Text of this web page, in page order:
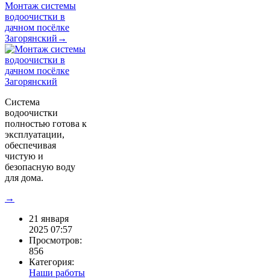
Монтаж системы
водоочистки в
дачном посёлке
Загорянский→
Система
водоочистки
полностью готова к
эксплуатации,
обеспечивая
чистую и
безопасную воду
для дома.
→
21 января
2025 07:57
Просмотров:
856
Категория:
Наши работы